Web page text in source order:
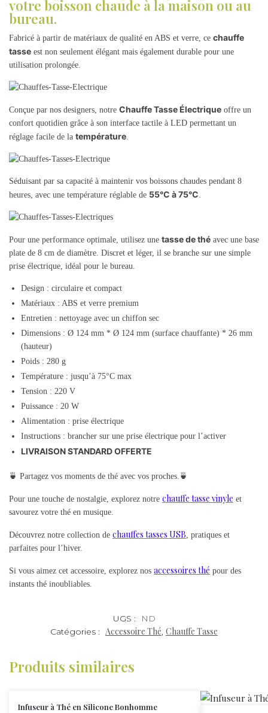
votre boisson chaude à la maison ou au
bureau.
Fabricé à partir de matériaux de qualité en ABS et verre, ce chauffe
tasse est non seulement élégant mais également durable pour une
utilisation prolongée.
Conçue par nos designers, notre Chauffe Tasse Électrique offre un
confort quotidien grâce à son interface tactile à LED permettant un
réglage facile de la température
Séduisant par sa capacité à maintenir vos boissons chaudes pendant 8
heures, avec une température réglable de 55°C à 75°C
Pour une performance optimale, utilisez une tasse de thé avec une base
plate de 8 cm de diamètre. Discret et léger, il se branche sur une simple
prise électrique, idéal pour le bureau.
Design : circulaire et compact
Matériaux : ABS et verre premium
Entretien : nettoyage avec un chiffon sec
Dimensions : Ø 124 mm * Ø 124 mm (surface chauffante) * 26 mm
(hauteur)
Poids : 280 g
Température : jusqu’à 75°C max
Tension : 220 V
Puissance : 20 W
Alimentation : prise électrique
Instructions : brancher sur une prise électrique pour l’activer
LIVRAISON STANDARD OFFERTE
🍵 Partagez vos moments de thé avec vos proches.🍵
Pour une touche de nostalgie, explorez notre chauffe tasse vinyle et
savourez votre thé en musique.
Découvrez notre collection de chauffes tasses USB, pratiques et
parfaites pour l’hiver.
Si vous aimez cet accessoire, explorez nos accessoires thé pour des
instants thé inoubliables.
UGS :
ND
Catégories : Accessoire Thé, Chauffe Tasse
Produits similaires
Infuseur à Thé en Silicone Bonhomme